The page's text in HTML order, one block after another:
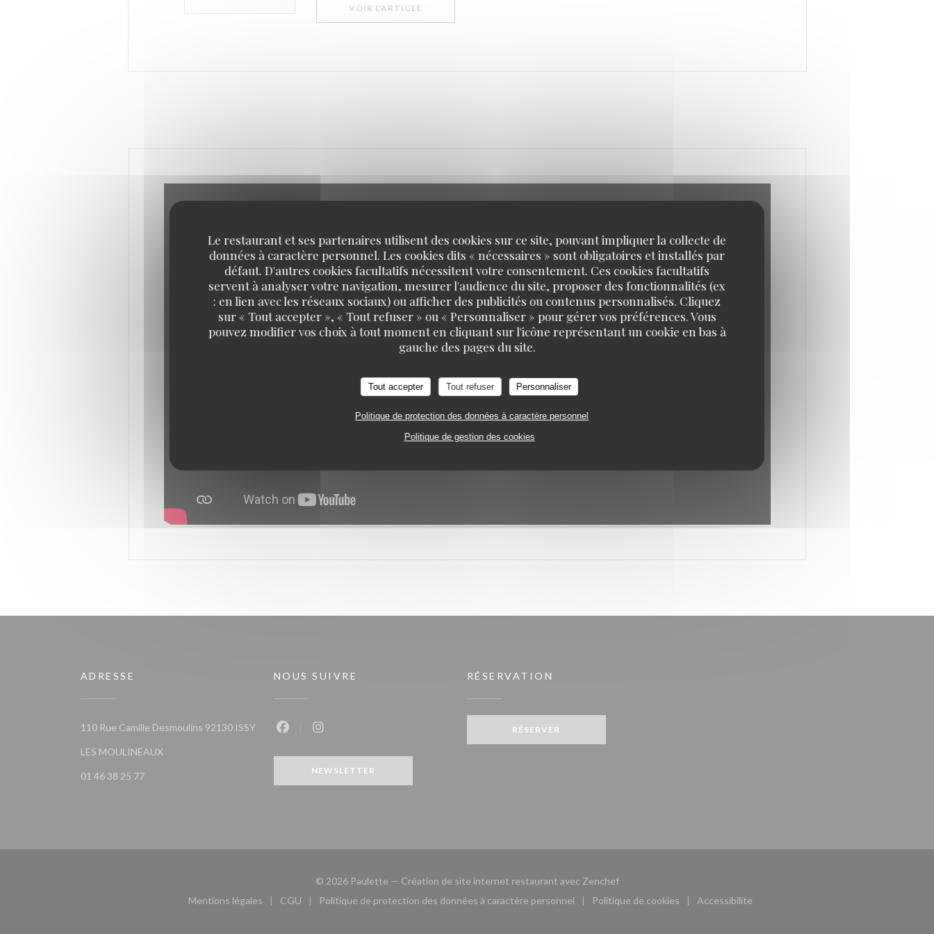
Le restaurant et ses partenaires utilisent des cookies sur ce site, pouvant impliquer la collecte de
données à caractère personnel. Les cookies dits « nécessaires » sont obligatoires et installés par
défaut. D'autres cookies facultatifs nécessitent votre consentement. Ces cookies facultatifs
servent à analyser votre navigation, mesurer l'audience du site, proposer des fonctionnalités (ex
: en lien avec les réseaux sociaux) ou afficher des publicités ou contenus personnalisés. Cliquez
sur « Tout accepter », « Tout refuser » ou « Personnaliser » pour gérer vos préférences. Vous
pouvez modifier vos choix à tout moment en cliquant sur l'icône représentant un cookie en bas à
gauche des pages du site.
Tout accepter Tout refuser Personnaliser
Politique de protection des données à caractère personnel
Politique de gestion des cookies
VOIR L'ARTICLE
ADRESSE
110 Rue Camille Desmoulins 92130 ISSY
LES MOULINEAUX((ouvre une nouvelle fenêtre))
01 46 38 25 77
NOUS SUIVRE
NEWSLETTER
RÉSERVATION
RÉSERVER
© 2026 Paulette — Création de site internet restaurant avec Zenchef((ouvre une nouvelle fenêtre))
Mentions légales
((ouvre une nouvelle fenêtre))
CGU
((ouvre une nouvelle fenêtre))
Politique de protection des données à caractère personnel
((ouvre une nouvelle fenêtre))
Politique de cookies
((ouvre une nouvelle fenêtre))
Accessibilite
Paulette